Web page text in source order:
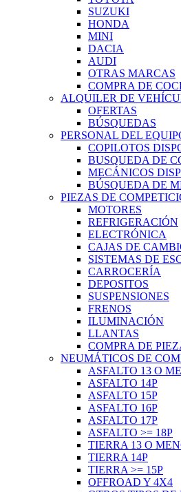
SUZUKI
HONDA
MINI
DACIA
AUDI
OTRAS MARCAS
COMPRA DE
ALQUILER DE
OFERTAS
BÚSQUEDAS
PERSONAL DEL
COPILOTOS
BUSQUEDA DE
MECÁNICOS
BÚSQUEDA DE
PIEZAS DE
MOTORES
REFRIGERACIÓN
ELECTRÓNICA
CAJAS DE
SISTEMAS DE
CARROCERÍA
DEPOSITOS
SUSPENSIONES
FRENOS
ILUMINACIÓN
LLANTAS
COMPRA DE
NEUMÁTICOS DE
ASFALTO 13 O
ASFALTO 14P
ASFALTO 15P
ASFALTO 16P
ASFALTO 17P
ASFALTO >= 18P
TIERRA 13 O
TIERRA 14P
TIERRA >= 15P
OFFROAD Y 4X4